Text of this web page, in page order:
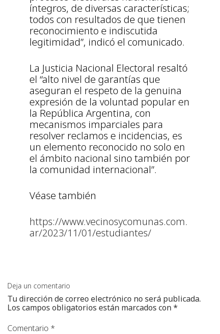
íntegros, de diversas características;
todos con resultados de que tienen
reconocimiento e indiscutida
legitimidad”, indicó el comunicado.
La Justicia Nacional Electoral resaltó
el “alto nivel de garantías que
aseguran el respeto de la genuina
expresión de la voluntad popular en
la República Argentina, con
mecanismos imparciales para
resolver reclamos e incidencias, es
un elemento reconocido no solo en
el ámbito nacional sino también por
la comunidad internacional”.
Véase también
https://www.vecinosycomunas.com.
ar/2023/11/01/estudiantes/
Deja un comentario
Tu dirección de correo electrónico no será publicada.
Los campos obligatorios están marcados con*
Comentario *